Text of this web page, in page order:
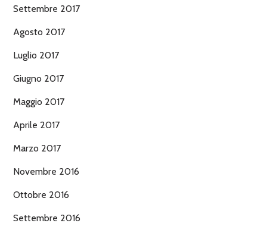
Settembre 2017
Agosto 2017
Luglio 2017
Giugno 2017
Maggio 2017
Aprile 2017
Marzo 2017
Novembre 2016
Ottobre 2016
Settembre 2016